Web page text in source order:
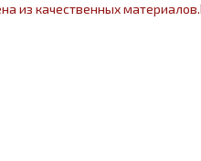
из качественных